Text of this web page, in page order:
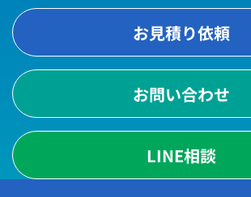
お見積り依頼
お問い合わせ
LINE相談